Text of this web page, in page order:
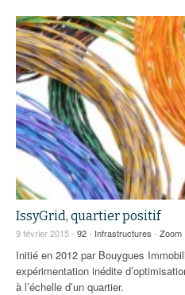
IssyGrid, quartier positif
9 février 2015 - 92- Infrastructures - Zoom
Initié en 2012 par Bouygues
expérimentation inédite
à l’échelle d’un quartier.